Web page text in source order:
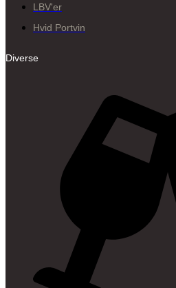
LBV'er
Hvid Portvin
Diverse